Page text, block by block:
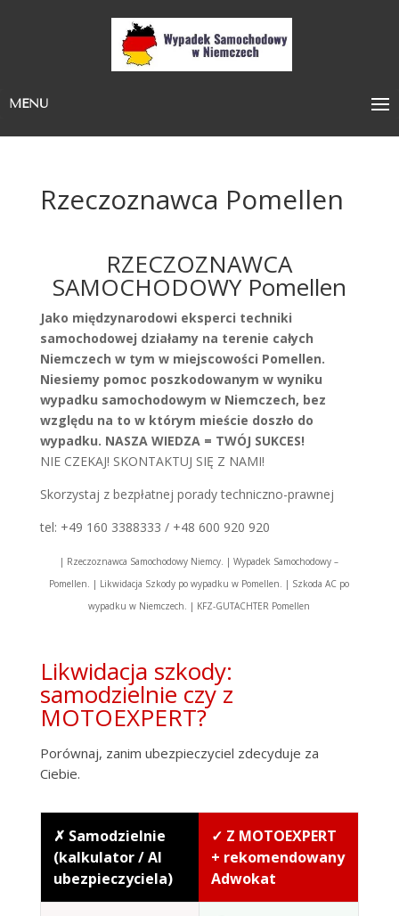
MENU
Rzeczoznawca Pomellen
RZECZOZNAWCA
SAMOCHODOWY Pomellen
Jako międzynarodowi eksperci techniki
samochodowej działamy na terenie całych
Niemczech w tym w miejscowości Pomellen.
Niesiemy pomoc poszkodowanym w wyniku
wypadku samochodowym w Niemczech, bez
względu na to w którym mieście doszło do
wypadku. NASZA WIEDZA = TWÓJ SUKCES!
NIE CZEKAJ! SKONTAKTUJ SIĘ Z NAMI!
Skorzystaj z bezpłatnej porady techniczno-prawnej
tel: +49 160 3388333 / +48 600 920 920
| Rzeczoznawca Samochodowy Niemcy. | Wypadek Samochodowy –
Pomellen. | Likwidacja Szkody po wypadku w Pomellen. | Szkoda AC po
wypadku w Niemczech. | KFZ-GUTACHTER Pomellen
Likwidacja szkody:
samodzielnie czy z
MOTOEXPERT?
Porównaj, zanim ubezpieczyciel zdecyduje za
Ciebie.
✗ Samodzielnie
(kalkulator / AI
ubezpieczyciela)
✓ Z MOTOEXPERT
+ rekomendowany
Adwokat